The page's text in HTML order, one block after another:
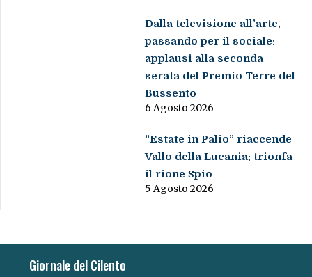
Dalla televisione all’arte,
passando per il sociale:
applausi alla seconda
serata del Premio Terre del
Bussento
6 Agosto 2026
“Estate in Palio” riaccende
Vallo della Lucania: trionfa
il rione Spio
5 Agosto 2026
Giornale del Cilento